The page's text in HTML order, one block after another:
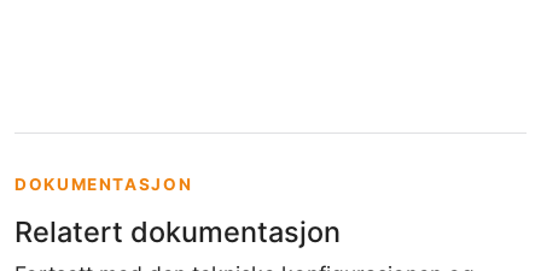
DOKUMENTASJON
Relatert dokumentasjon